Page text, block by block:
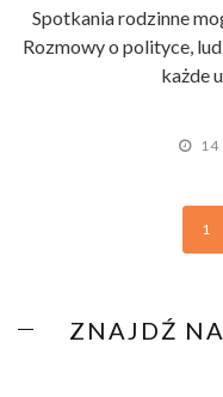
Spotkania rodzinne
Rozmowy o polityce,
każde
1
ZNAJDŹ